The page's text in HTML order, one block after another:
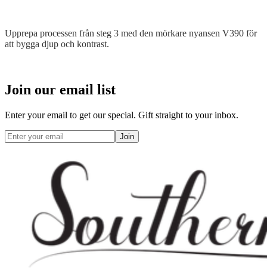
Upprepa processen från steg 3 med den mörkare nyansen V390 för
att bygga djup och kontrast.
Join our email list
Enter your email to get our special. Gift straight to your inbox.
Join